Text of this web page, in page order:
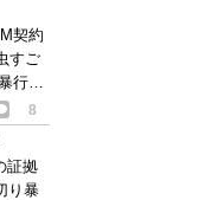
契約
すご
行報
8
証拠
り暴